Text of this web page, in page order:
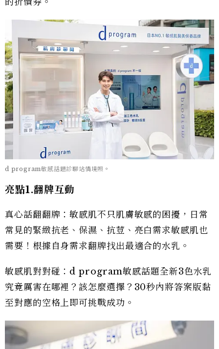
d program敏感話題診聊站情境照。
亮點1.翻牌互動
真心話翻翻牌：敏感肌不只肌膚敏感的困擾，日常
常見的緊緻抗老、保濕、抗荳、亮白需求敏感肌也
需要！根據自身需求翻牌找出最適合的水乳。
敏感肌對對碰：d program敏感話題全新3色水乳
究竟厲害在哪裡？該怎麼選擇？30秒內將答案版黏
至對應的空格上即可挑戰成功。